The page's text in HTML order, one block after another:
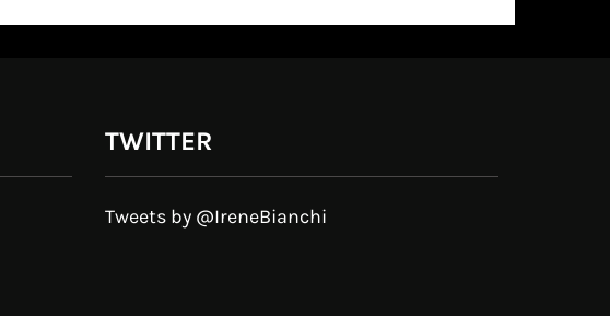
TWITTER
Tweets by @IreneBianchi